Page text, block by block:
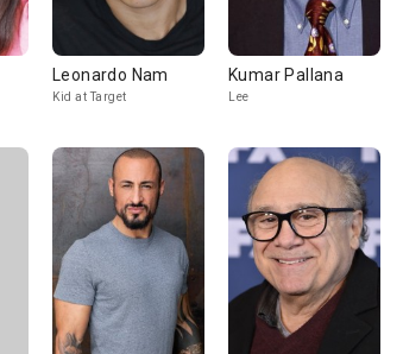
Leonardo Nam
Kid at Target
Kumar Pallana
Lee